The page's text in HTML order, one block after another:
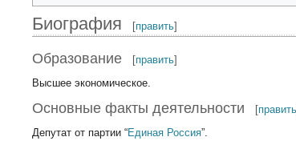
Биография [править]
Образование [править]
Высшее экономическое.
Основные факты деятельности [
Депутат от партии “Единая Россия”.